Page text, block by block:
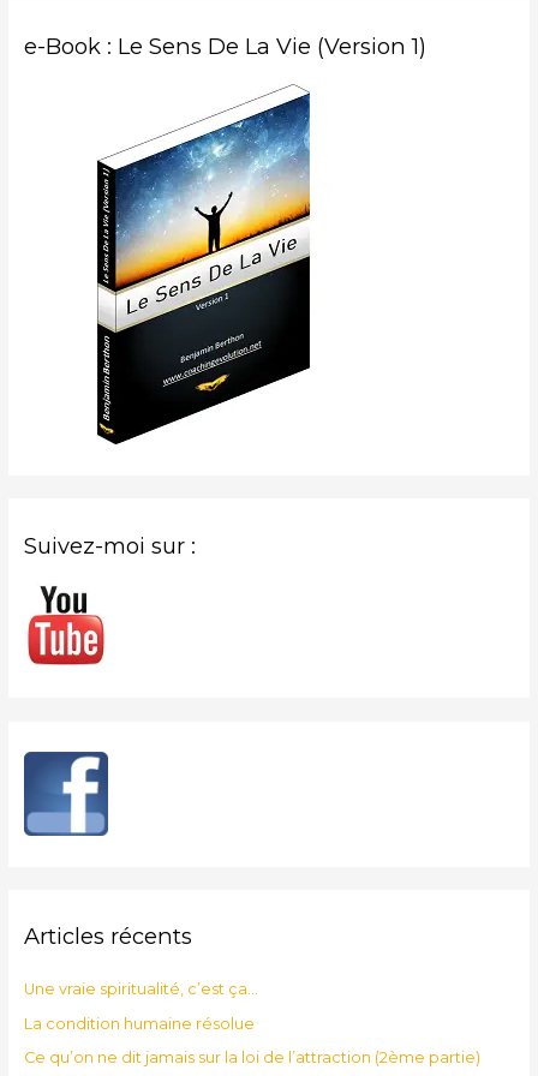
e-Book : Le Sens De La Vie (Version 1)
Suivez-moi sur :
Articles récents
Une vraie spiritualité, c’est ça…
La condition humaine résolue
Ce qu’on ne dit jamais sur la loi de l’attraction (2ème partie)